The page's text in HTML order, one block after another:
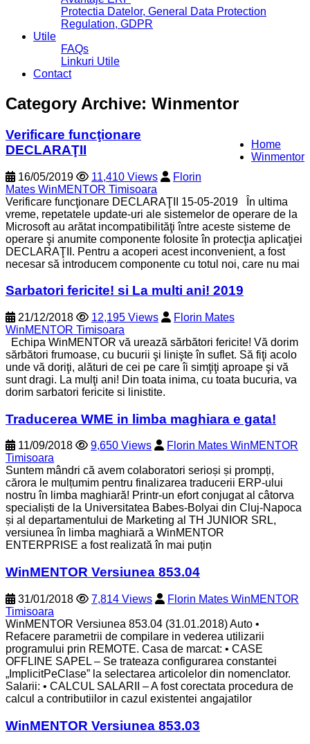
Protectia Datelor, General Data Protection
Regulation, GDPR
Utile
FAQs
Linkuri Utile
Contact
Category Archive: Winmentor
Home
Winmentor
Verificare funcţionare
DECLARAŢII
16/05/2019 11,410 Views
Florin
Mates WinMENTOR Timisoara
Verificare funcţionare DECLARAŢII 15-05-2019 În ultima
vreme, repetatele update-uri ale sistemelor de operare de la
Microsoft au arătat incompatibilităţi între aceste sisteme de
operare şi anumite componente folosite în protecţia aplicaţiei
DECLARAŢII. Pentru a acoperi acest inconvenient, a fost
necesar să introducem componente cu totul noi, care nu mai
Sarbatori fericite! si La multi ani! 2019
21/12/2018 12,195 Views
Florin Mates
WinMENTOR Timisoara
Echipa WinMENTOR vă urează sărbători fericite! Vă dorim
sărbători frumoase, cu bucurii şi linişte în suflet. Să fiţi acolo
unde vă doriţi, alături de cei pe care îi simţiţi aproape şi vă
sunt dragi. La mulţi ani! Din toata inima, cu toata bucuria, va
dorim sarbatori fericite si linistite.
Traducerea WME in limba maghiara e gata!
11/09/2018 9,650 Views
Florin Mates WinMENTOR
Timisoara
Suntem mândri că avem colaboratori serioși și prompți,
cărora le mulțumim pentru finalizarea traducerii ERP-ului
nostru în limba maghiară! Printr-un efort conjugat al câtorva
specialiști de la Universitatea Babes-Bolyai din Cluj-Napoca
și al departamentului de Marketing al TH JUNIOR SRL,
versiunea în limba maghiară a WinMENTOR
ENTERPRISE a fost realizată în mai puțin
WinMENTOR Versiunea 853.04
31/01/2018 7,814 Views
Florin Mates WinMENTOR
Timisoara
WinMENTOR Versiunea 853.04 (31.01.2018) Auto •
Refacere parametrii de compilare in vederea utilizarii
programului prin REMOTE. Casa de marcat: • CASE
OFFLINE SAPEL – Se trateaza configurarea constantei
„ImplicitPeClase” la selectarea articolelor din nomenclator.
Salarii: • CALCUL SALARII – A fost corectata procedura de
calcul a contributiilor in cazul existentei angajatilor
WinMENTOR Versiunea 853.03